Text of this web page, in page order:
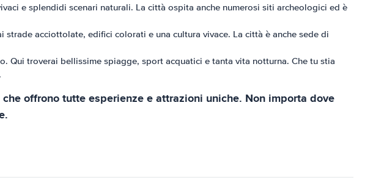
e splendidi scenari naturali. La città ospita anche numerosi siti archeologici ed è
acciottolate, edifici colorati e una cultura vivace. La città è anche sede di
Qui troverai bellissime spiagge, sport acquatici e tanta vita notturna. Che tu stia
offrono tutte esperienze e attrazioni uniche. Non importa dove